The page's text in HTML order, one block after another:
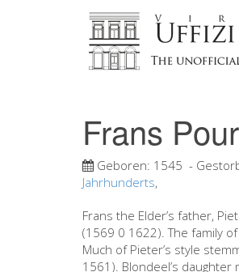
Frans
Geboren: 1545 -
Jahrhunderts,
Frans the Elder’s father,
(1569 0 1622). The family
Much of Pieter’s style
1561). Blondeel’s